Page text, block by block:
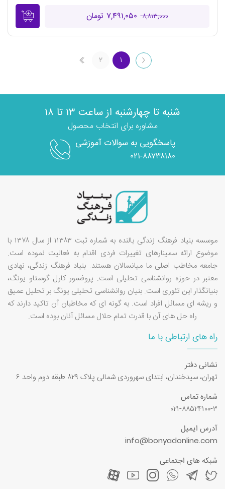
۸,۸۱۳,۰۰۰ ۷,۴۹۱,۰۵۰ تومان
۱ ۲
شنبه تا چهارشنبه از ساعت ۱۳ تا ۱۸
مشاوره برای انتخاب محصول
پاسخگویی به سوالات آموزشی
۰۲۱-۸۸۷۳۸۱۸۰
موسسه بنیاد فرهنگ زندگی بالنده به شماره ثبت ۱۱۳۸۳ از سال ۱۳۷۸ با
موضوع ارائه سمینارهای تغییرات فردی اقدام به فعالیت نموده است.
جامعه مخاطب اصلی ما میانسالان هستند. بنیاد فرهنگ زندگی، نهادی
معتبر در حوزه روانشناسی تحلیلی است. پروفسور کارل گوستاو یونگ،
بنیانگذار این تئوری است. بنیان روانشناسی تحلیلی یونگ بر تحلیل عمیق
و ریشه ای مسائل افراد است. به گونه ای که مخاطبان آن تاکید دارند که
راه حل های آن با قدرت تمام حلال مسائل آنان بوده است.
راه های ارتباطی با ما
نشانی دفتر
تهران، سیدخندان، ابتدای سهروردی شمالی پلاک ۸۲۹ طبقه دوم واحد ۶
شماره تماس
۰۲۱-۸۸۵۲۴۱۰۰-۳
آدرس ایمیل
info@bonyadonline.com
شبکه های اجتماعی